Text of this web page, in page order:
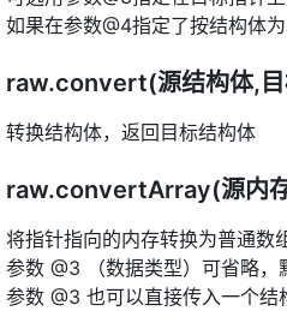
如果在参数@4指定了按结构体
raw.convert(源结构体,目
转换结构体，返回目标结构体
raw.convertArray(源内
将指针指向的内存转换为普通数
参数 @3 （数据类型）可省略
参数 @3 也可以直接传入一个